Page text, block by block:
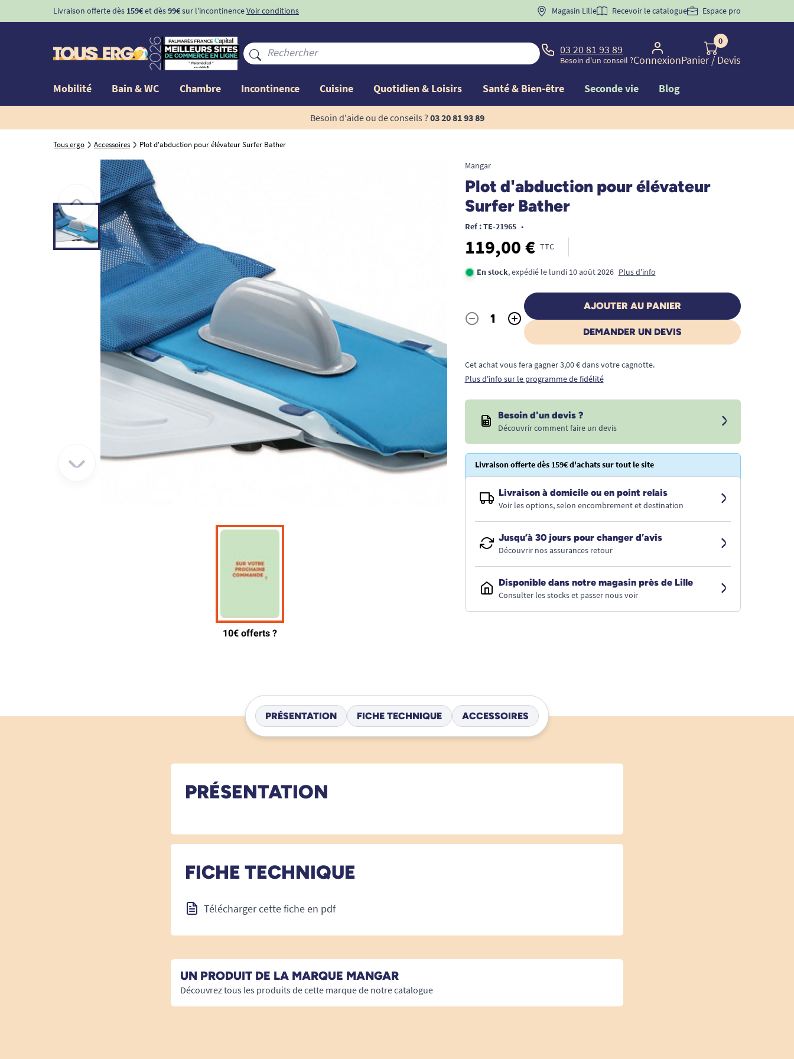
Livraison offerte dès 159€et dès99€sur l'incontinenceVoir conditions BIENVENUE" pourla 1ère commande d'incontinence
Magasin Lille Recevoir le catalogue Espace pro
03 20 81 93 89
Besoin d'un conseil ?Connexion
0
Panier/ Devis
Mobilité Bain & WC Chambre Incontinence Cuisine Quotidien & Loisirs Santé & Bien-être Seconde vie Blog
Besoin d'aide ou de conseils ? 03 20 81 93 89
Tous ergo Accessoires Plot d'abduction pour élévateur Surfer Bather
Mangar
Plot d'abduction pour élévateur
Surfer Bather
Ref : TE-21965 •
119,00 € TTC
En stock, expédié le lundi 10 août 2026 Plus d'info
Quantité
- +
AJOUTER AU PANIER
DEMANDER UN DEVIS
Cet achat vous fera gagner 3,00 € dans votre cagnotte.
Plus d'info sur le programme de fidélité
Besoin d'un devis ?
Découvrir comment faire un devis
Livraison offerte dès 159€ d'achats sur tout le site
Livraison à domicile ou en point relais
Voir les options, selon encombrement et destination
Jusqu’à 30 jours pour changer d’avis
Découvrir nos assurances retour
Disponible dans notre magasin près de Lille
Consulter les stocks et passer nous voir
PRÉSENTATION FICHE TECHNIQUE ACCESSOIRES
PRÉSENTATION
FICHE TECHNIQUE
Télécharger cette fiche en pdf
UN PRODUIT DE LA MARQUE MANGAR
Découvrez tous les produits de cette marque de notre catalogue